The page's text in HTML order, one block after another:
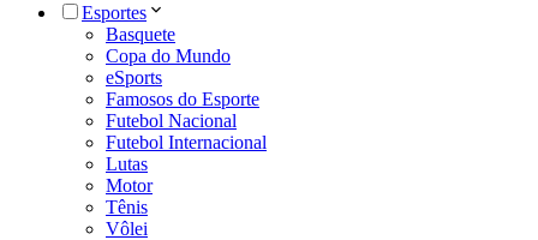
Esportes
Basquete
Copa do Mundo
eSports
Famosos do Esporte
Futebol Nacional
Futebol Internacional
Lutas
Motor
Tênis
Vôlei